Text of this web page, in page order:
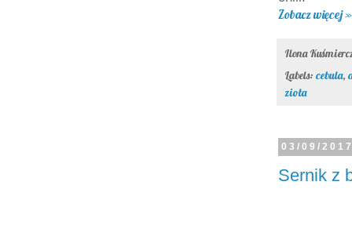
Zobacz więcej »
Ilona
Labels: cebula,
zioła
03/09/
Sernik z